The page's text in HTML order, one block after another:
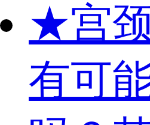
★宫
有可